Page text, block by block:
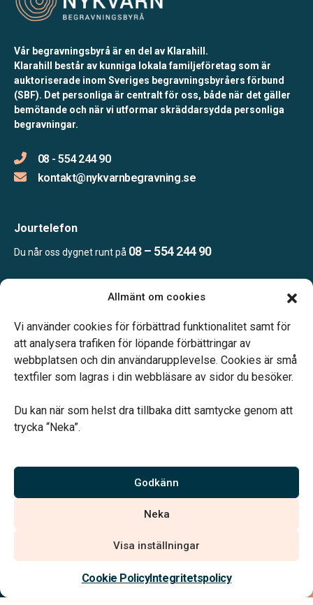
Allmänt om cookies
Vi använder cookies för förbättrad funktionalitet samt för
att analysera trafiken för löpande förbättringar av
webbplatsen och din användarupplevelse. Cookies är små
textfiler som lagras i din webbläsare av sidor du besöker.
Du kan när som helst dra tillbaka ditt samtycke genom att
trycka “Neka”.
Godkänn
Neka
Visa inställningar
Cookie PolicyIntegritetspolicy
Kontakta oss
Vår begravningsbyrå är en del av Klarahill.
Klarahill består av kunniga lokala familjeföretag som är
auktoriserade inom Sveriges begravningsbyråers förbund
(SBF). Det personliga är centralt för oss, både när det gäller
bemötande och när vi utformar skräddarsydda personliga
begravningar.
08 - 554 244 90
kontakt@nykvarnbegravning.se
Jourtelefon
Du når oss dygnet runt på 08 – 554 244 90
Mån & Ons: 13.30 – 16.30
Annan tid efter överenskommelse
Vi är auktoriserade av Sveriges Begravningsbyråers Förbund och
har högt ställda krav på utbildning, kvalitet, miljö och arbetsmiljö.